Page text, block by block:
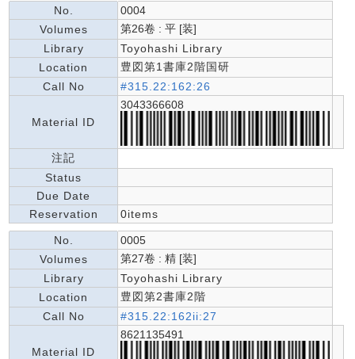
No.
0004
Volumes
第26卷 : 平 [装]
Library
Toyohashi Library
Location
豊図第1書庫2階国研
Call No
#315.22:162:26
Material ID
3043366608
注記
Status
Due Date
Reservation
0items
No.
0005
Volumes
第27卷 : 精 [装]
Library
Toyohashi Library
Location
豊図第2書庫2階
Call No
#315.22:162ii:27
Material ID
8621135491